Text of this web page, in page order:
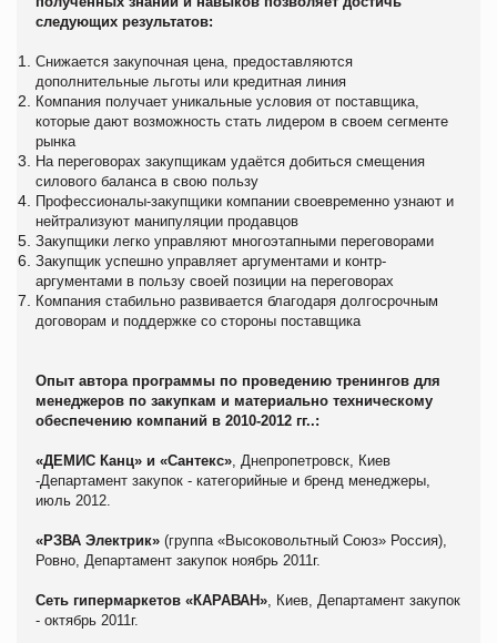
следующих результатов:
Снижается закупочная цена, предоставляются
дополнительные льготы или кредитная линия
Компания получает уникальные условия от поставщика,
которые дают возможность стать лидером в своем сегменте
рынка
На переговорах закупщикам удаётся добиться смещения
силового баланса в свою пользу
Профессионалы-закупщики компании своевременно узнают и
нейтрализуют манипуляции продавцов
Закупщики легко управляют многоэтапными переговорами
Закупщик успешно управляет аргументами и контр-
аргументами в пользу своей позиции на переговорах
Компания стабильно развивается благодаря долгосрочным
договорам и поддержке со стороны поставщика
Опыт автора программы по проведению тренингов для
менеджеров по закупкам и материально техническому
обеспечению компаний в 2010-2012 гг..:
«ДЕМИС Канц» и «Сантекс» , Днепропетровск, Киев
-Департамент закупок - категорийные и бренд менеджеры,
июль 2012.
«РЗВА Электрик» (группа «Высоковольтный Союз» Россия),
Ровно, Департамент закупок ноябрь 2011г.
Сеть гипермаркетов «КАРАВАН» , Киев, Департамент закупок
- октябрь 2011г.